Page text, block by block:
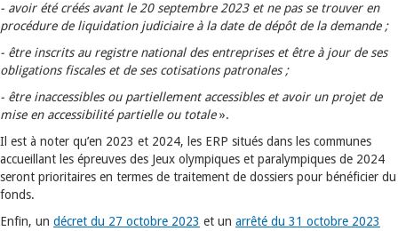
- avoir été créés avant le 20 septembre 2023 et ne pas se trouver en
procédure de liquidation judiciaire à la date de dépôt de la demande ;
- être inscrits au registre national des entreprises et être à jour de ses
obligations fiscales et de ses cotisations patronales ;
- être inaccessibles ou partiellement accessibles et avoir un projet de
mise en accessibilité partielle ou totale».
Il est à noter qu’en 2023 et 2024, les ERP situés dans les communes
accueillant les épreuves des Jeux olympiques et paralympiques de 2024
seront prioritaires en termes de traitement de dossiers pour bénéficier du
fonds.
Enfin, un décret du 27 octobre 2023 et un arrêté du 31 octobre 2023